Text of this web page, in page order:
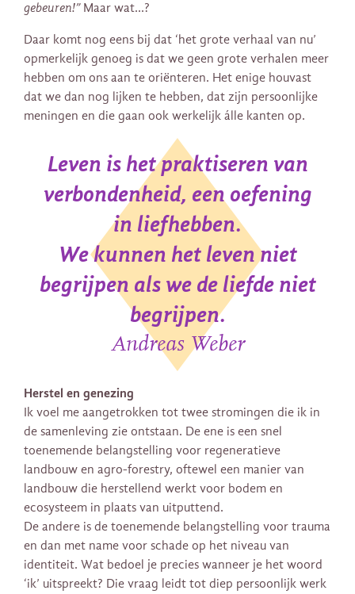
gebeuren!”Maar wat…?
Daar komt nog eens bij dat ‘het grote verhaal van nu’
opmerkelijk genoeg is dat we geen grote verhalen meer
hebben om ons aan te oriënteren. Het enige houvast
dat we dan nog lijken te hebben, dat zijn persoonlijke
meningen en die gaan ook werkelijk álle kanten op.
Leven is het praktiseren van
verbondenheid, een oefening
in liefhebben.
We kunnen het leven niet
begrijpen als we de liefde niet
begrijpen.
Andreas Weber
Herstel en genezing
Ik voel me aangetrokken tot twee stromingen die ik in
de samenleving zie ontstaan. De ene is een snel
toenemende belangstelling voor regeneratieve
landbouw en agro-forestry, oftewel een manier van
landbouw die herstellend werkt voor bodem en
ecosysteem in plaats van uitputtend.
De andere is de toenemende belangstelling voor trauma
en dan met name voor schade op het niveau van
identiteit. Wat bedoel je precies wanneer je het woord
‘ik’ uitspreekt? Die vraag leidt tot diep persoonlijk werk